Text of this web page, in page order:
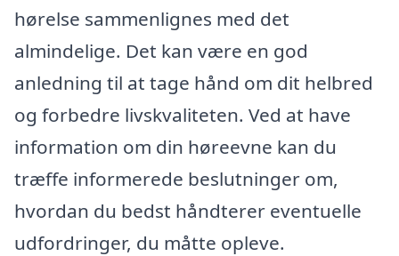
hørelse sammenlignes med det
almindelige. Det kan være en god
anledning til at tage hånd om dit helbred
og forbedre livskvaliteten. Ved at have
information om din høreevne kan du
træffe informerede beslutninger om,
hvordan du bedst håndterer eventuelle
udfordringer, du måtte opleve.